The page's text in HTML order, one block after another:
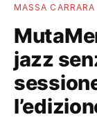
MASSA CARRARA
jazz